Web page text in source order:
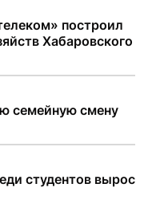
построил
Хабаровского
семейную смену
студентов вырос